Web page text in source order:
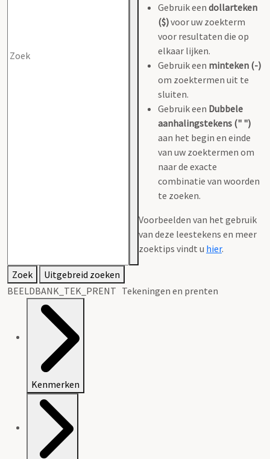
Gebruik een dollarteken
($)voor uw zoekterm
voor resultaten die op
elkaar lijken.
Gebruik een minteken (-)
om zoektermen uit te
sluiten.
Gebruik een Dubbele
aanhalingstekens (" ")
aan het begin en einde
van uw zoektermen om
naar de exacte
combinatie van woorden
te zoeken.
Voorbeelden van het gebruik
van deze leestekens en meer
zoektips vindt u hier.
Zoek
Uitgebreid zoeken
BEELDBANK_TEK_PRENT Tekeningen en prenten
Kenmerken